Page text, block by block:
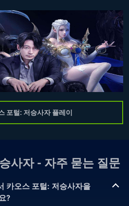
포털: 저승사자 플레이
사자 - 자주 묻는 질문
카오스 포털: 저승사자을
?